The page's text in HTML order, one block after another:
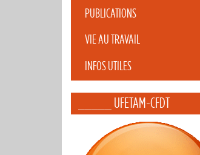
PUBLICATIONS
VIE AU TRAVAIL
INFOS UTILES
_____ UFETAM-CFDT